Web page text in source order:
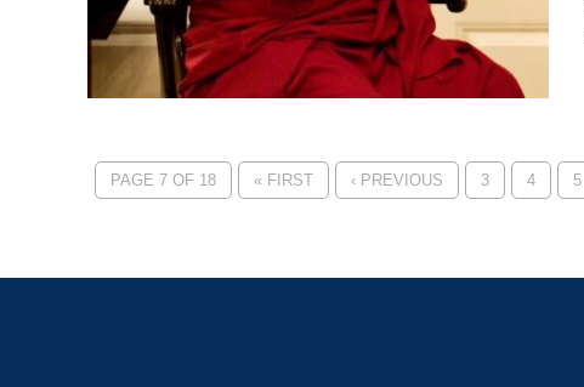
PAGE 7 OF 18 « FIRST ‹ PREVIOUS 3 4 5